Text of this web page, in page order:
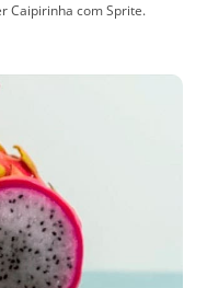
Caipirinha com Sprite.